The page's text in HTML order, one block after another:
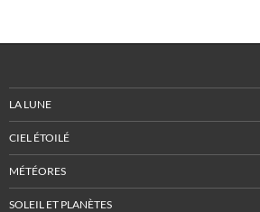
LA LUNE
CIEL ÉTOILÉ
MÉTÉORES
SOLEIL ET PLANÈTES